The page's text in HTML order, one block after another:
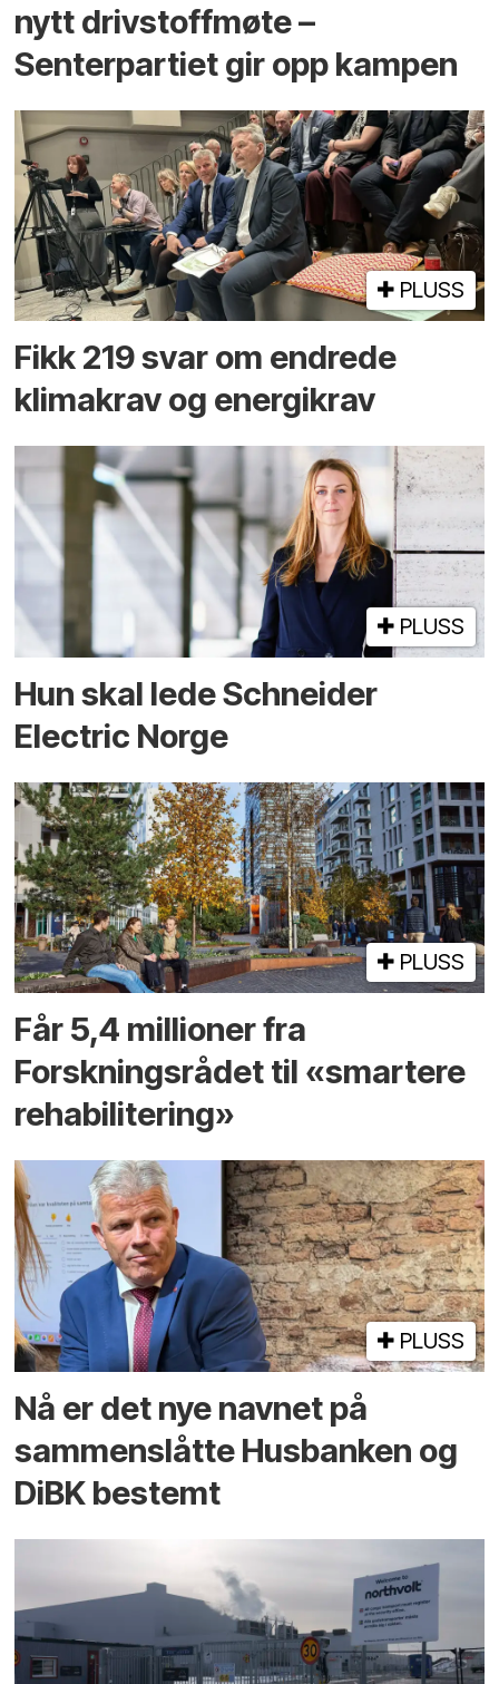
nytt drivstoffmøte –
Senterpartiet gir opp kampen
PLUSS
Fikk 219 svar om endrede
klimakrav og energikrav
PLUSS
Hun skal lede Schneider
Electric Norge
PLUSS
Får 5,4 millioner fra
Forskningsrådet til «smartere
rehabilitering»
PLUSS
Nå er det nye navnet på
sammenslåtte Husbanken og
DiBK bestemt